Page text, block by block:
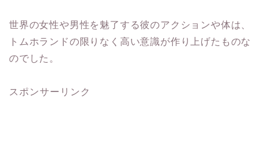
世界の女性や男性を魅了する彼のアクションや体は、
トムホランドの限りなく高い意識が作り上げたものな
のでした。
スポンサーリンク